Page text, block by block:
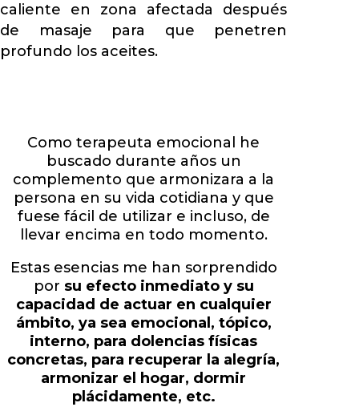
caliente en zona afectada después
de masaje para que penetren
profundo los aceites.
Como terapeuta emocional he
buscado durante años un
complemento que armonizara a la
persona en su vida cotidiana y que
fuese fácil de utilizar e incluso, de
llevar encima en todo momento.
Estas esencias me han sorprendido
por su efecto inmediato y su
capacidad de actuar en cualquier
ámbito, ya sea emocional, tópico,
interno, para dolencias físicas
concretas, para recuperar la alegría,
armonizar el hogar, dormir
plácidamente, etc.